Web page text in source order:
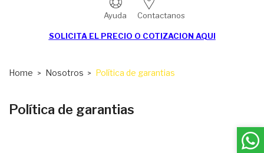
Ayuda Contactanos
SOLICITA EL PRECIO O COTIZACION AQUI
Home Nosotros Política de garantias
Política de garantias